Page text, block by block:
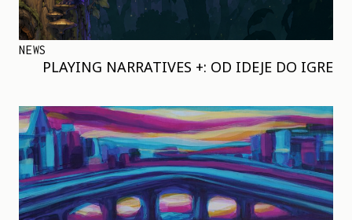
NEWS
PLAYING NARRATIVES +: OD IDEJE DO IGRE